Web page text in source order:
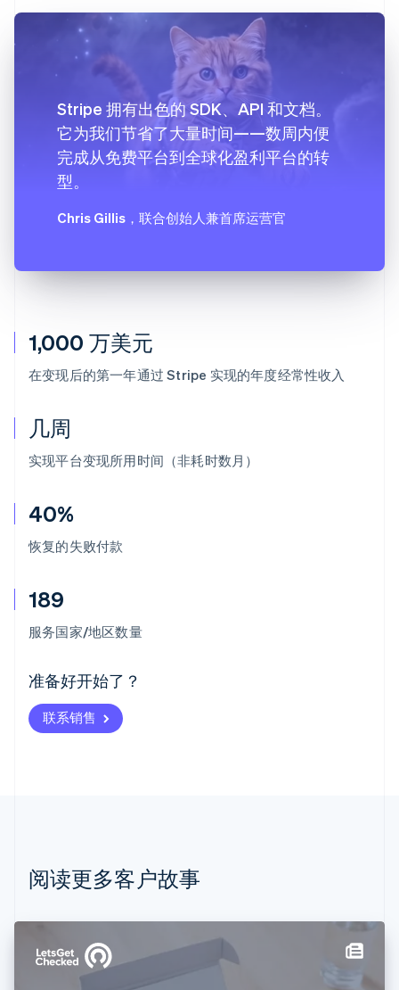
1,000 万美元
在变现后的第一年通过 Stripe 实现的年度经常性收入
几周
实现平台变现所用时间（非耗时数月）
40%
恢复的失败付款
189
服务国家/地区数量
准备好开始了？
联系销售
Stripe 拥有出色的 SDK、API 和文档。
它为我们节省了大量时间——数周内便
完成从免费平台到全球化盈利平台的转
型。
Chris Gillis ，联合创始人兼首席运营官
阅读更多客户故事
阿联酋
爱尔兰
爱沙尼亚
English
奥地利
Deutsch English
Nederlands Français Deutsch
波兰
丹麦
德国
Deutsch